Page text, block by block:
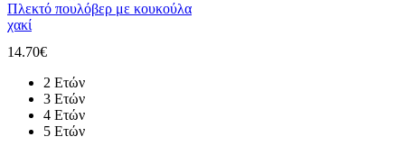
Πλεκτό πουλόβερ με κουκούλα
χακί
14.70€
2 Ετών
3 Ετών
4 Ετών
5 Ετών